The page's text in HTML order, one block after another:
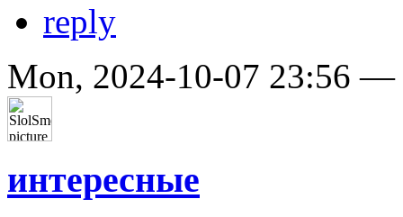
reply
Mon, 2024-10-07 23:56 —
интересные